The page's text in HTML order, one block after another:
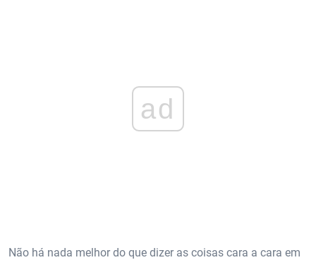
ad
Não há nada melhor do que dizer as coisas cara a cara em